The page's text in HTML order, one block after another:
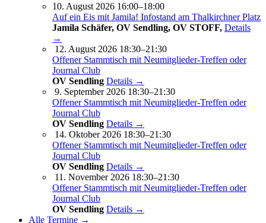
10. August 2026 16:00–18:00
Auf ein Eis mit Jamila! Infostand am Thalkirchner Platz
Jamila Schäfer, OV Sendling, OV STOFF, Details
→
12. August 2026 18:30–21:30
Offener Stammtisch mit Neumitglieder-Treffen oder
Journal Club
OV Sendling Details →
9. September 2026 18:30–21:30
Offener Stammtisch mit Neumitglieder-Treffen oder
Journal Club
OV Sendling Details →
14. Oktober 2026 18:30–21:30
Offener Stammtisch mit Neumitglieder-Treffen oder
Journal Club
OV Sendling Details →
11. November 2026 18:30–21:30
Offener Stammtisch mit Neumitglieder-Treffen oder
Journal Club
OV Sendling Details →
Alle Termine →